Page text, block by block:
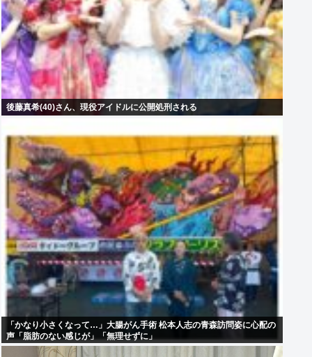
後藤真希(40)さん、現役アイドルに公開処刑される
「かなり小さくなって…」大腸がん手術 松本人志の青森訪問姿に心配の
声「脂肪のない感じが」「無理せずに」